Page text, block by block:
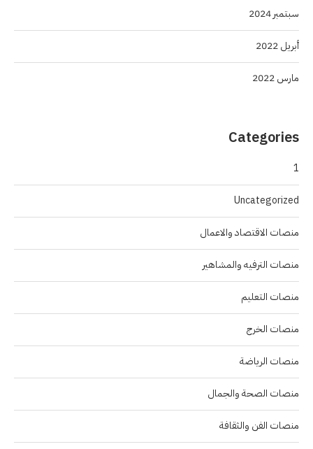
سبتمبر 2024
أبريل 2022
مارس 2022
Categories
1
Uncategorized
منصات الاقتصاد والاعمال
منصات الترفيه والمشاهير
منصات التعليم
منصات الخرج
منصات الرياضة
منصات الصحة والجمال
منصات الفن والثقافة